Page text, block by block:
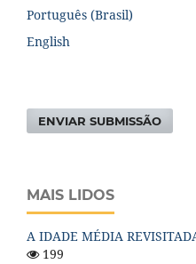
Português (Brasil)
English
ENVIAR SUBMISSÃO
MAIS LIDOS
A IDADE MÉDIA
199